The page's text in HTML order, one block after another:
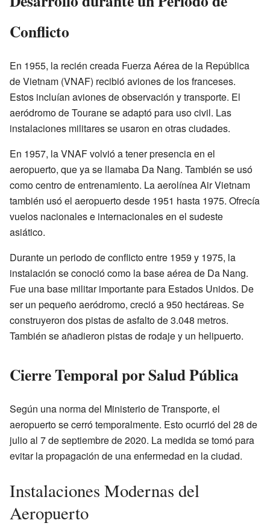
Conflicto
En 1955, la recién creada Fuerza Aérea de la República
de Vietnam (VNAF) recibió aviones de los franceses.
Estos incluían aviones de observación y transporte. El
aeródromo de Tourane se adaptó para uso civil. Las
instalaciones militares se usaron en otras ciudades.
En 1957, la VNAF volvió a tener presencia en el
aeropuerto, que ya se llamaba Da Nang. También se usó
como centro de entrenamiento. La aerolínea Air Vietnam
también usó el aeropuerto desde 1951 hasta 1975. Ofrecía
vuelos nacionales e internacionales en el sudeste
asiático.
Durante un periodo de conflicto entre 1959 y 1975, la
instalación se conoció como la base aérea de Da Nang.
Fue una base militar importante para Estados Unidos. De
ser un pequeño aeródromo, creció a 950 hectáreas. Se
construyeron dos pistas de asfalto de 3.048 metros.
También se añadieron pistas de rodaje y un helipuerto.
Cierre Temporal por Salud Pública
Según una norma del Ministerio de Transporte, el
aeropuerto se cerró temporalmente. Esto ocurrió del 28 de
julio al 7 de septiembre de 2020. La medida se tomó para
evitar la propagación de una enfermedad en la ciudad.
Instalaciones Modernas del
Aeropuerto